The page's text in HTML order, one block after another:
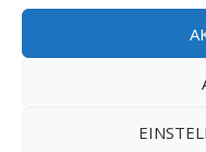
Anlauf für
Wenn ich im